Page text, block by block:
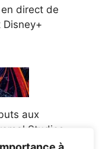
direct de
aux
Studios